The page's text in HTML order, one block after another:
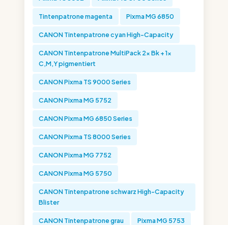
Tintenpatrone magenta Pixma MG 6850
CANON Tintenpatrone cyan High-Capacity
CANON Tintenpatrone MultiPack 2x Bk + 1x
C,M,Y pigmentiert
CANON Pixma TS 9000 Series
CANON Pixma MG 5752
CANON Pixma MG 6850 Series
CANON Pixma TS 8000 Series
CANON Pixma MG 7752
CANON Pixma MG 5750
CANON Tintenpatrone schwarz High-Capacity
Blister
CANON Tintenpatrone grau Pixma MG 5753